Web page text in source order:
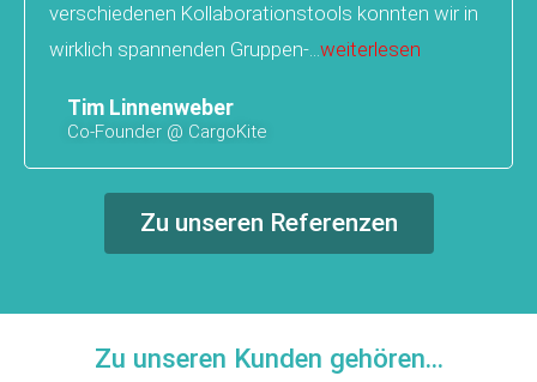
verschiedenen Kollaborationstools konnten wir in
wirklich spannenden Gruppen-...weiterlesen
Tim Linnenweber
Co-Founder @ CargoKite
Zu unseren Referenzen
Zu unseren Kunden gehören...